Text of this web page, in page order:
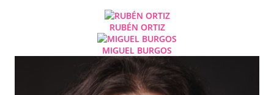
RUBÉN ORTIZ
MIGUEL BURGOS